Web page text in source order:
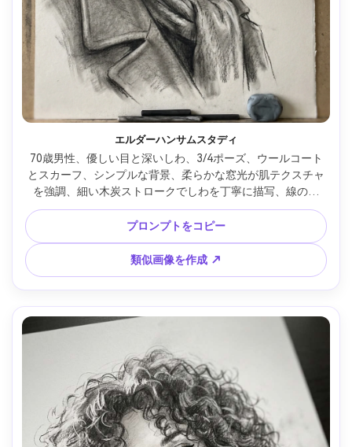
エルダーハンサムスタディ
70歳男性、優しい目と深いしわ、3/4ポーズ、ウールコート
とスカーフ、シンプルな背景、柔らかな窓光が肌テクスチャ
を強調、細い木炭ストロークでしわを丁寧に描写、線の強
弱、多様な擦れ、額と鼻の練消しハイライト、品のある落ち
着き、85mmレンズ、浅い被写界深度 --ar 4:5
プロンプトをコピー
類似画像を作成 ↗